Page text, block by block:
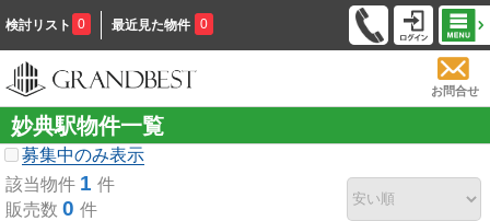
検討リスト 0 最近見た物件 0
お問合せ
妙典駅物件一覧
募集中のみ表示
該当物件 1 件
販売数 0 件